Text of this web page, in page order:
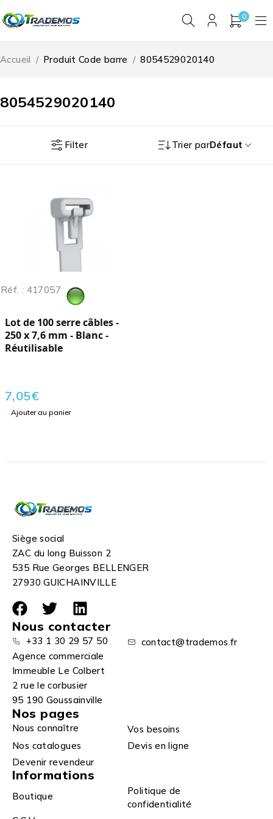
0
8054529020140
Accueil / Produit Code barre / 8054529020140
Filter Trier parDéfaut
Réf. : 417057
Lot de 100 serre câbles -
250 x 7,6 mm - Blanc -
Réutilisable
7,05€
Ajouter au panier
Siège social
ZAC du long Buisson 2
535 Rue Georges BELLENGER
27930 GUICHAINVILLE
Nous contacter
+33 1 30 29 57 50
contact@trademos.fr
Agence commerciale
Immeuble Le Colbert
2 rue le corbusier
95 190 Goussainville
Nos pages
Nous connaître
Vos besoins
Nos catalogues
Devis en ligne
Devenir revendeur
Informations
Boutique
Politique de
confidentialité